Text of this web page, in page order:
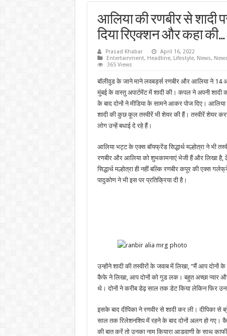
आलिया की रणबीर से शादी
दिया रिएक्शन और कहा की…
Prasad Khabar
April 16, 2022
Entertainment, Headline, Lifestyle, News,
365 Views
बॉलीवुड के जाने माने लवबर्ड्स रणबीर और आलिया ने 14
मुंबई के वास्तु अपार्टमेंट में शादी की। कपल ने अपनी शादी
के बाद दोनों ने मीडिया के सामने आकर पोज दिए।
शादी की कुछ कूल तस्वीरें भी शेयर की हैं। तस्वीरें शेयर
लोग उन्हें बधाई दे रहे हैं।
आलिया भट्ट के एक्स बॉयफ्रेंड सिद्धार्थ मल्होत्रा ​​ने भी
रणबीर और आलिया को शुभकामनाएं भेजी हैं और लिखा है,
सिद्धार्थ मल्होत्रा ​​ही नहीं बल्कि रणबीर कपूर की एक्स
पादुकोण ने भी इस पर प्रतिक्रिया दी है।
उन्होंने शादी की तस्वीरों के जवाब में लिखा, “मैं आप दोनों
कैफे ने लिखा, आप दोनों को गुड लक। बहुत अच्छा प्यार
थे। दोनों ने करीब डेढ़ साल तक डेट किया लेकिन फिर
इसके बाद दीपिका ने रणवीर से शादी कर ली। दीपिका
साल तक रिलेशनशिप में रहने के बाद दोनों अलग हो गए।
की बात करें तो उनका नाम कियारा आडवाणी के साथ